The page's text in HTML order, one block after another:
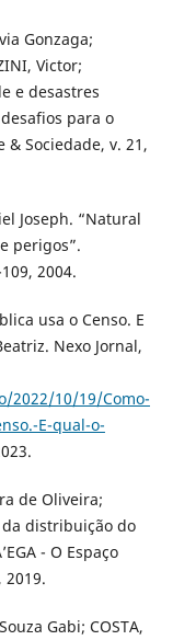
Gonzaga;
Victor;
e desastres
para o
Sociedade, v. 21,
Joseph. “Natural
perigos”.
2004.
usa o Censo. E
Nexo Jornal,
2022/10/19/Como-
E-qual-o-
de Oliveira;
da distribuição do
- O Espaço
2019.
Gabi; COSTA,